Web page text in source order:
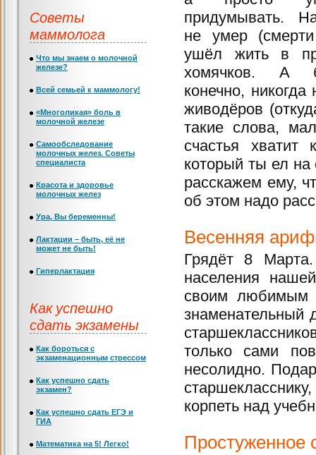
придумывать.
не умер
ушёл жить в
хомячков. А
конечно, никогда
живодёров
такие слова,
счастья хватит
который ты ел
расскажем ему,
об этом надо
Весенняя
Грядёт 8
населения
своим любимым
знаменательный
только сами
несолидно.
корпеть над
Простуженное
Советы
маммолога
Что мы знаем о молочной
железе?
Всей семьей к маммологу!
«Многоликая» боль в
молочной железе
Самообследование
молочных желез. Советы
специалиста
Красота и здоровье
молочных желез
Ура, Вы беременны!
Лактации – быть, её не
может не быть!
Гиперлактация
Как успешно
сдать экзамены
Как бороться с
экзаменационным стрессом
Как успешно сдать
экзамен?
Как успешно сдать ЕГЭ и
ГИА
Математика на 5! Легко!